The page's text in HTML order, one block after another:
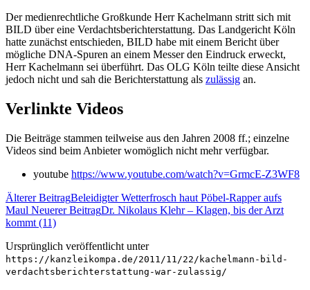
Der medienrechtliche Großkunde Herr Kachelmann stritt sich mit
BILD über eine Verdachtsberichterstattung. Das Landgericht Köln
hatte zunächst entschieden, BILD habe mit einem Bericht über
mögliche DNA-Spuren an einem Messer den Eindruck erweckt,
Herr Kachelmann sei überführt. Das OLG Köln teilte diese Ansicht
jedoch nicht und sah die Berichterstattung als zulässig an.
Verlinkte Videos
Die Beiträge stammen teilweise aus den Jahren 2008 ff.; einzelne
Videos sind beim Anbieter womöglich nicht mehr verfügbar.
youtube https://www.youtube.com/watch?v=GrmcE-Z3WF8
Älterer BeitragBeleidigter Wetterfrosch haut Pöbel-Rapper aufs
Maul Neuerer BeitragDr. Nikolaus Klehr – Klagen, bis der Arzt
kommt (11)
Ursprünglich veröffentlicht unter
https://kanzleikompa.de/2011/11/22/kachelmann-bild-
verdachtsberichterstattung-war-zulassig/